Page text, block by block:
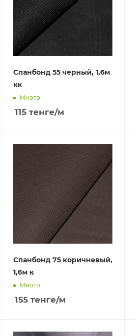
Спанбонд 55 черный, 1,6м
кк
Много
115тенге/м
Спанбонд 75 коричневый,
1,6м к
Много
155тенге/м